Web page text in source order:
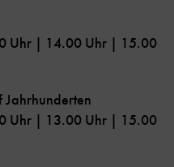
Uhr | 14.00 Uhr | 15.00
Jahrhunderten
Uhr | 13.00 Uhr | 15.00